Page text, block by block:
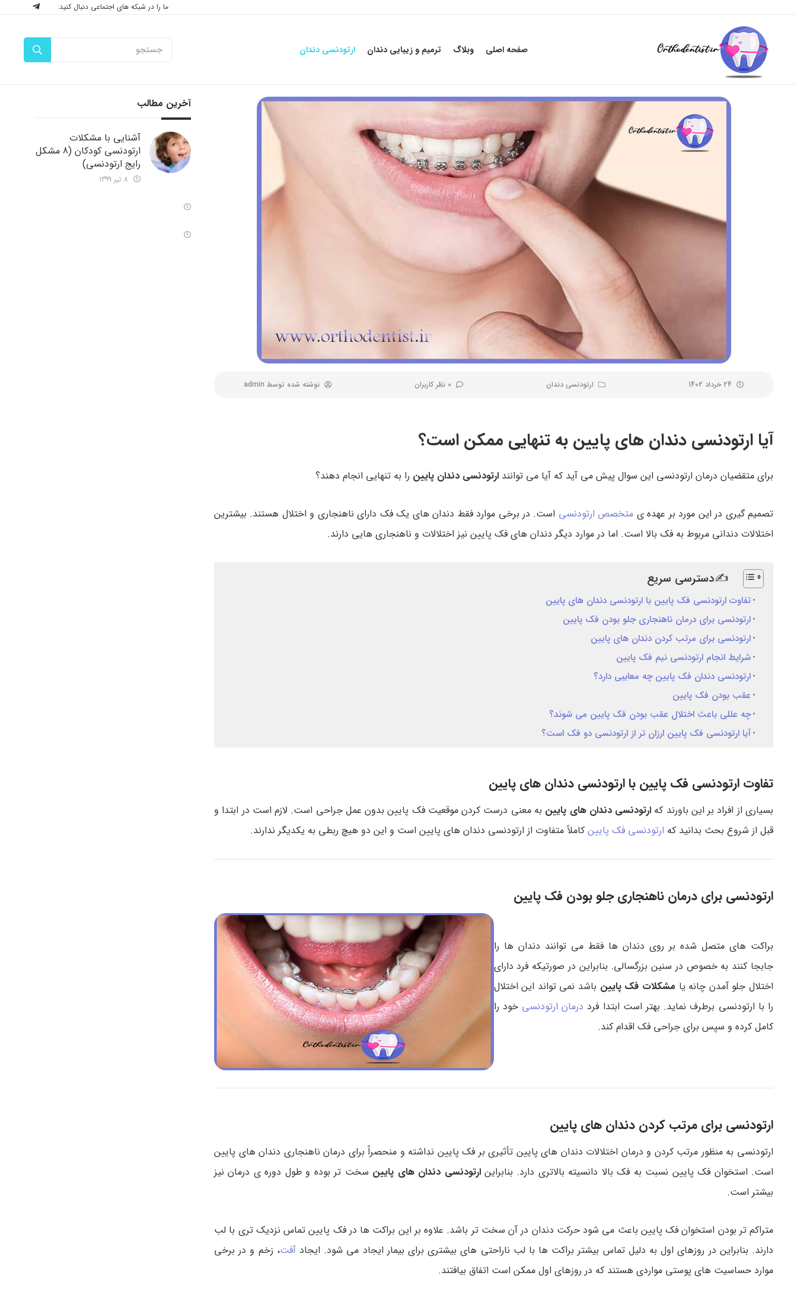
ما را در شبکه های اجتماعی دنبال کنید:
صفحه اصلی وبلاگ ترمیم و زیبایی دندان ارتودنسی دندان
24 خرداد 1402 ارتودنسی دندان 0 نظر کاربران نوشته شده توسط admin
آیا ارتودنسی دندان های پایین به تنهایی ممکن است؟
برای متقضیان درمان ارتودنسی این سوال پیش می آید که آیا می توانند ارتودنسی دندان پایین را به تنهایی انجام دهند؟
تصمیم گیری در این مورد بر عهده ی متخصص ارتودنسی است. در برخی موارد فقط دندان های یک فک دارای ناهنجاری و اختلال هستند. بیشترین
اختلالات دندانی مربوط به فک بالا است. اما در موارد دیگر دندان های فک پایین نیز اختلالات و ناهنجاری هایی دارند.
✍دسترسی سریع
تفاوت ارتودنسی فک پایین با ارتودنسی دندان های پایین
ارتودنسی برای درمان ناهنجاری جلو بودن فک پایین
ارتودنسی برای مرتب کردن دندان های پایین
شرایط انجام ارتودنسی نیم فک پایین
ارتودنسی دندان فک پایین چه معایبی دارد؟
عقب بودن فک پایین
چه عللی باعث اختلال عقب بودن فک پایین می شوند؟
آیا ارتودنسی فک پایین ارزان تر از ارتودنسی دو فک است؟
تفاوت ارتودنسی فک پایین با ارتودنسی دندان های پایین
بسیاری از افراد بر این باورند که ارتودنسی دندان های پایین به معنی درست کردن موقعیت فک پایین بدون عمل جراحی است. لازم است در ابتدا و
قبل از شروع بحث بدانید که ارتودنسی فک پایین کاملاً متفاوت از ارتودنسی دندان های پایین است و این دو هیچ ربطی به یکدیگر ندارند.
ارتودنسی برای درمان ناهنجاری جلو بودن فک پایین
براکت های متصل شده بر روی دندان ها فقط می توانند دندان ها را
جابجا کنند به خصوص در سنین بزرگسالی. بنابراین در صورتیکه فرد دارای
اختلال جلو آمدن چانه یا مشکلات فک پایین باشد نمی تواند این اختلال
را با ارتودنسی برطرف نماید. بهتر است ابتدا فرد درمان ارتودنسی خود را
کامل کرده و سپس برای جراحی فک اقدام کند.
ارتودنسی برای مرتب کردن دندان های پایین
ارتودنسی به منظور مرتب کردن و درمان اختلالات دندان های پایین تأثیری بر فک پایین نداشته و منحصراً برای درمان ناهنجاری دندان های پایین
است. استخوان فک پایین نسبت به فک بالا دانسیته بالاتری دارد. بنابراینارتودنسی دندان های پایین سخت تر بوده و طول دوره ی درمان نیز
بیشتر است.
متراکم تر بودن استخوان فک پایین باعث می شود حرکت دندان در آن سخت تر باشد. علاوه بر این براکت ها در فک پایین تماس نزدیک تری با لب
دارند. بنابراین در روزهای اول به دلیل تماس بیشتر براکت ها با لب ناراحتی های بیشتری برای بیمار ایجاد می شود. ایجادآفت، زخم و در برخی
موارد حساسیت های پوستی مواردی هستند که در روزهای اول ممکن است اتفاق بیافتند.
آخرین مطالب
آشنایی با مشکلات
ارتودنسی کودکان (8 مشکل
رایج ارتودنسی)